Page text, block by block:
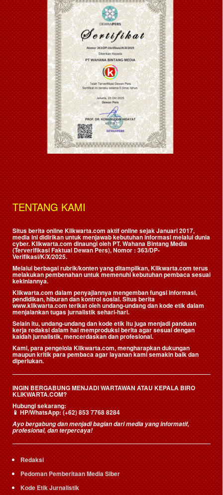
TENTANG KAMI
Situs berita online Klikwarta.com aktif online sejak Januari 2017,
media ini didirikan untuk menjawab kebutuhan informasi melalui dunia
cyber. Klikwarta.com dinaungi oleh PT. Wahana Bintang Media
(Terverifikasi Faktual Dewan Pers), Nomor : 363/DP-
Verifikasi/K/X/2025.
Melalui berbagai rubrik/konten yang ditampilkan, Klikwarta.com terus
melakukan pembenahan untuk memenuhi kebutuhan pembaca sesuai
kekiniannya.
Klikwarta.com dalam penyajiannya mengemban fungsi informasi,
pendidikan, hiburan dan kontrol sosial. Situs berita
www.klikwarta.com terikat oleh undang-undang dan kode etik dalam
menjalankan tugas jurnalistik sehari-hari.
Selain itu, undang-undang dan kode etik itu juga menjadi panduan
kerja redaksi dalam hal memproduksi berita agar sesuai dengan
kaidah jurnalistik, mencerdaskan dan profesional.
Kami, para pengelola Klikwarta.com, mengharapkan dukungan
maupun kritik para pembaca agar layanan kami semakin baik dan
diperlukan.
INGIN BERGABUNG MENJADI WARTAWAN ATAU KEPALA BIRO
KLIKWARTA.COM?
Hubungi sekarang:
📱HP/WhatsApp:(+62) 853 7768 8284
Ayo bergabung dan menjadi bagian dari media yang informatif,
profesional, dan terpercaya!
Redaksi
Pedoman Pemberitaan Media Siber
Kode Etik Jurnalistik